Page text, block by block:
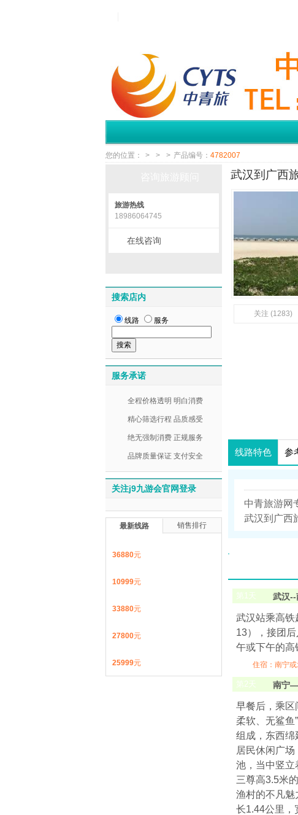
您的位置： > > > 产品编号： 4782007
武汉到广西
关注 (1283)
线路特色 参
中青旅游网
武汉到广西
第1天 武汉--
武汉站乘高铁
13），接团
午或下午的高
住宿：南宁
第2天 南宁
早餐后，乘区
柔软、无鲨鱼
组成，东西绵
居民休闲广
池，当中竖立
三尊高3.5米
渔村的不凡魅
长1.44公里，
旅游热线
18986064745
在线咨询
搜索店内
线路 服务
服务承诺
全程价格透明 明白消费
精心筛选行程 品质感受
绝无强制消费 正规服务
品牌质量保证 支付安全
关注j9九游会官网登录
最新线路 销售排行
36880元
10999元
33880元
27800元
25999元